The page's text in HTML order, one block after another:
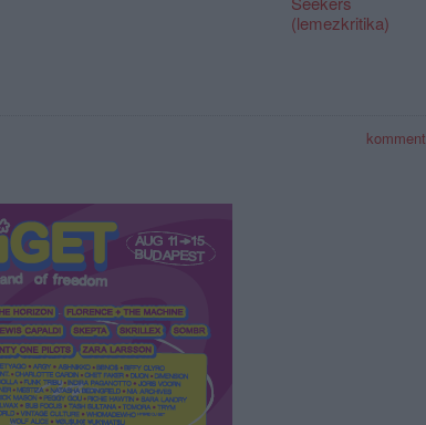
(lemezkritika)
komment